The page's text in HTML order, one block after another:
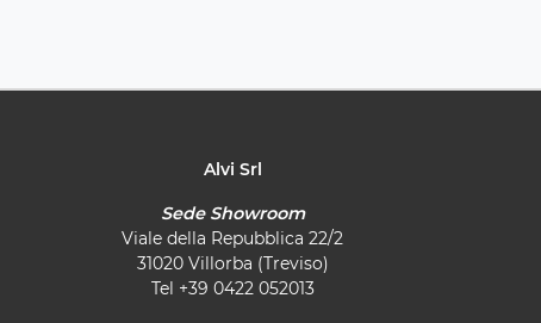
Alvi Srl
Sede Showroom
Viale della Repubblica 22/2
31020 Villorba (Treviso)
Tel +39 0422 052013